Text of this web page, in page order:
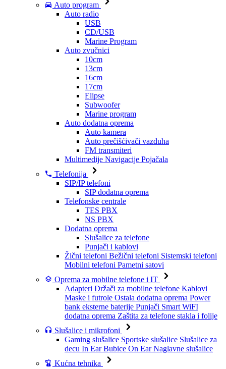
Auto program
Auto radio
USB
CD/USB
Marine Program
Auto zvučnici
10cm
13cm
16cm
17cm
Elipse
Subwoofer
Marine program
Auto dodatna oprema
Auto kamera
Auto prečišćivači vazduha
FM transmiteri
Multimedije Navigacije Pojačala
Telefonija
SIP/IP telefoni
SIP dodatna oprema
Telefonske centrale
TES PBX
NS PBX
Dodatna oprema
Slušalice za telefone
Punjači i kablovi
Žični telefoni Bežični telefoni Sistemski telefoni
Mobilni telefoni Pametni satovi
Oprema za mobilne telefone i IT
Adapteri Držači za mobilne telefone Kablovi
Maske i futrole Ostala dodatna oprema Power
bank eksterne baterije Punjači Smart WiFI
dodatna oprema Zaštita za telefone stakla i folije
Slušalice i mikrofoni
Gaming slušalice Sportske slušalice Slušalice za
decu In Ear Bubice On Ear Naglavne slušalice
Kućna tehnika